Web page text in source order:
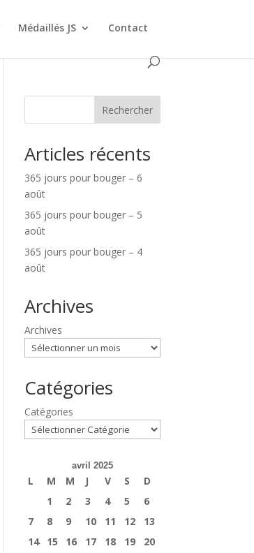
Médaillés JS Contact
Rechercher
Articles récents
365 jours pour bouger – 6
août
365 jours pour bouger – 5
août
365 jours pour bouger – 4
août
Archives
Archives
Catégories
Catégories
avril 2025
L M M J V S
D
1
2 3 4 5
6
7
8 9 10 11 12
13
14
15 16 17 18 19
20